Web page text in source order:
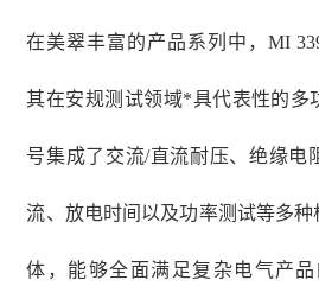
在美翠丰富的产品系列中， MI
其在安规测试领域*具代表性的多
号集成了交流/直流耐压、绝缘电
流、放电时间以及功率测试等多
体，能够全面满足复杂电气产